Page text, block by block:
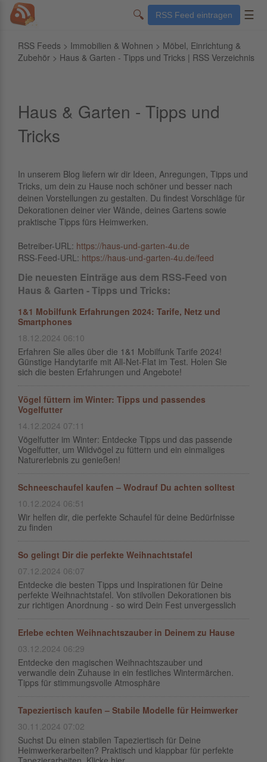
🔍 RSS Feed eintragen ☰
RSS Feeds > Immobilien & Wohnen > Möbel, Einrichtung &
Zubehör > Haus & Garten - Tipps und Tricks | RSS Verzeichnis
Haus & Garten - Tipps und
Tricks
In unserem Blog liefern wir dir Ideen, Anregungen, Tipps und
Tricks, um dein zu Hause noch schöner und besser nach
deinen Vorstellungen zu gestalten. Du findest Vorschläge für
Dekorationen deiner vier Wände, deines Gartens sowie
praktische Tipps fürs Heimwerken.
Betreiber-URL: https://haus-und-garten-4u.de
RSS-Feed-URL: https://haus-und-garten-4u.de/feed
Die neuesten Einträge aus dem RSS-Feed von
Haus & Garten - Tipps und Tricks:
1&1 Mobilfunk Erfahrungen 2024: Tarife, Netz und
Smartphones
18.12.2024 06:10
Erfahren Sie alles über die 1&1 Mobilfunk Tarife 2024!
Günstige Handytarife mit All-Net-Flat im Test. Holen Sie
sich die besten Erfahrungen und Angebote!
Vögel füttern im Winter: Tipps und passendes
Vogelfutter
14.12.2024 07:11
Vögelfutter im Winter: Entdecke Tipps und das passende
Vogelfutter, um Wildvögel zu füttern und ein einmaliges
Naturerlebnis zu genießen!
Schneeschaufel kaufen – Wodrauf Du achten solltest
10.12.2024 06:51
Wir helfen dir, die perfekte Schaufel für deine Bedürfnisse
zu finden
So gelingt Dir die perfekte Weihnachtstafel
07.12.2024 06:07
Entdecke die besten Tipps und Inspirationen für Deine
perfekte Weihnachtstafel. Von stilvollen Dekorationen bis
zur richtigen Anordnung - so wird Dein Fest unvergesslich
Erlebe echten Weihnachtszauber in Deinem zu Hause
03.12.2024 06:29
Entdecke den magischen Weihnachtszauber und
verwandle dein Zuhause in ein festliches Wintermärchen.
Tipps für stimmungsvolle Atmosphäre
Tapeziertisch kaufen – Stabile Modelle für Heimwerker
30.11.2024 07:02
Suchst Du einen stabilen Tapeziertisch für Deine
Heimwerkerarbeiten? Praktisch und klappbar für perfekte